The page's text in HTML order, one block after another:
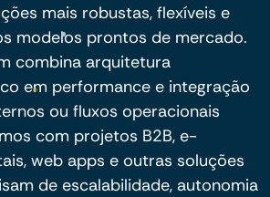
mais robustas, flexíveis e
modelos prontos de mercado.
combina arquitetura
em performance e integração
ou fluxos operacionais
com projetos B2B, e-
web apps e outras soluções
de escalabilidade, autonomia